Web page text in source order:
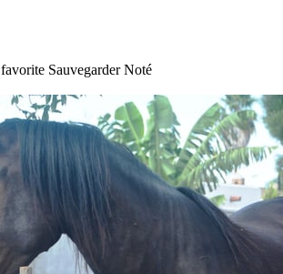
favorite Sauvegarder Noté